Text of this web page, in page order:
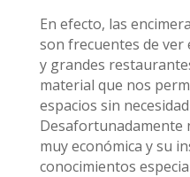
En efecto, las
son frecuentes de ver
y grandes
material que nos
espacios sin
Desafortunadamente
muy económica y su
conocimientos